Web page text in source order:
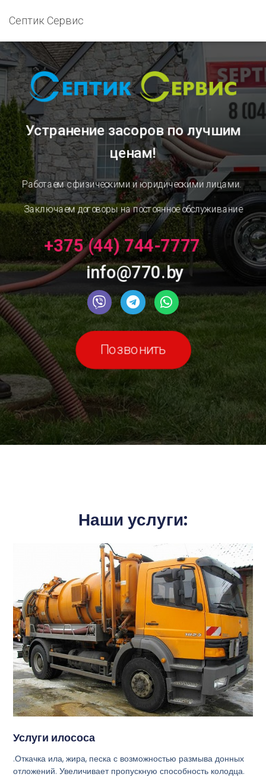
Септик Сервис
Устранение засоровпо лучшим
ценам!
Работаем с физическими и юридическими лицами.
Заключаем договоры на постоянное обслуживание
+375 (44) 744-7777
info@770.by
Позвонить
Наши услуги:
Услуги илососа
.Откачка ила, жира, песка с возможностью размыва донных
отложений. Увеличивает пропускную способность колодца.